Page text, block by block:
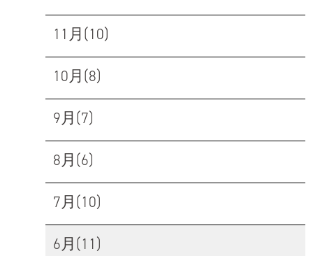
11月(10)
10月(8)
9月(7)
8月(6)
7月(10)
6月(11)